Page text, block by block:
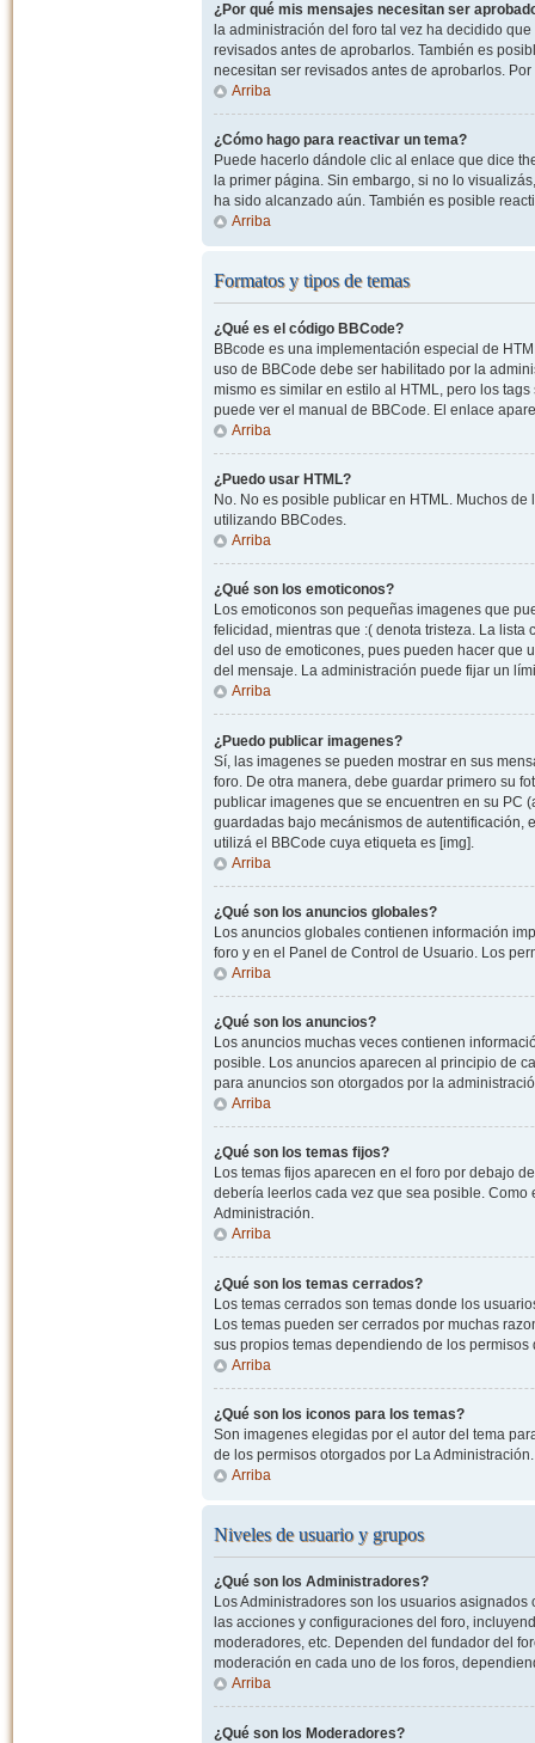
¿Por qué mis mensajes necesitan ser
la administración del foro tal vez ha decidido
revisados antes de aprobarlos. También es
necesitan ser revisados antes de aprobarlos.
Arriba
¿Cómo hago para reactivar un tema?
Puede hacerlo dándole clic al enlace que dice
la primer página. Sin embargo, si no lo
ha sido alcanzado aún. También es posible
Arriba
Formatos y tipos de temas
¿Qué es el código BBCode?
BBcode es una implementación especial de
uso de BBCode debe ser habilitado por la
mismo es similar en estilo al HTML, pero los
puede ver el manual de BBCode. El enlace
Arriba
¿Puedo usar HTML?
No. No es posible publicar en HTML. Muchos
utilizando BBCodes.
Arriba
¿Qué son los emoticonos?
Los emoticonos son pequeñas imagenes que
felicidad, mientras que :( denota tristeza. La
del uso de emoticones, pues pueden hacer que
del mensaje. La administración puede fijar un
Arriba
¿Puedo publicar imagenes?
Sí, las imagenes se pueden mostrar en sus
foro. De otra manera, debe guardar primero su
publicar imagenes que se encuentren en su PC
guardadas bajo mecánismos de autentificación,
utilizá el BBCode cuya etiqueta es [img].
Arriba
¿Qué son los anuncios globales?
Los anuncios globales contienen información
foro y en el Panel de Control de Usuario. Los
Arriba
¿Qué son los anuncios?
Los anuncios muchas veces contienen
posible. Los anuncios aparecen al principio de
para anuncios son otorgados por la
Arriba
¿Qué son los temas fijos?
Los temas fijos aparecen en el foro por debajo
debería leerlos cada vez que sea posible.
Administración.
Arriba
¿Qué son los temas cerrados?
Los temas cerrados son temas donde los
Los temas pueden ser cerrados por muchas
sus propios temas dependiendo de los
Arriba
¿Qué son los iconos para los temas?
Son imagenes elegidas por el autor del tema
de los permisos otorgados por La Administración.
Arriba
Niveles de usuario y grupos
¿Qué son los Administradores?
Los Administradores son los usuarios
las acciones y configuraciones del foro,
moderadores, etc. Dependen del fundador del
moderación en cada uno de los foros,
Arriba
¿Qué son los Moderadores?